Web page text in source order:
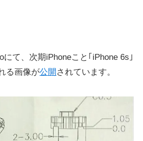
て、次期iPhoneこと｢iPhone 6s｣
る画像が公開 されています。